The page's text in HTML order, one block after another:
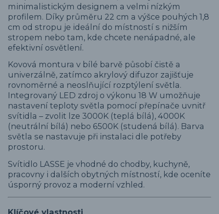
minimalistickým designem a velmi nízkým
profilem. Díky průměru 22 cm a výšce pouhých 1,8
cm od stropu je ideální do místností s nižším
stropem nebo tam, kde chcete nenápadné, ale
efektivní osvětlení.
Kovová montura v bílé barvě působí čistě a
univerzálně, zatímco akrylový difuzor zajišťuje
rovnoměrné a neoslňující rozptýlení světla.
Integrovaný LED zdroj o výkonu 18 W umožňuje
nastavení teploty světla pomocí přepínače uvnitř
svítidla – zvolit lze 3000K (teplá bílá), 4000K
(neutrální bílá) nebo 6500K (studená bílá). Barva
světla se nastavuje při instalaci dle potřeby
prostoru.
Svítidlo LASSE je vhodné do chodby, kuchyně,
pracovny i dalších obytných místností, kde oceníte
úsporný provoz a moderní vzhled.
Klíčové vlastnosti